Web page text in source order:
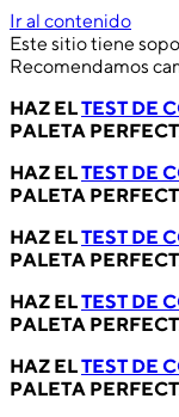
Ir al contenido
Este sitio tiene
Recomendamos
HAZ ELTEST DE
PALETA
HAZ ELTEST DE
PALETA
HAZ ELTEST DE
PALETA
HAZ ELTEST DE
PALETA
HAZ ELTEST DE
PALETA